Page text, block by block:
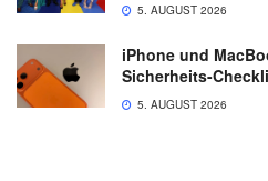
5. AUGUST 2026
iPhone und
Sicherheits-
5. AUGUST 2026